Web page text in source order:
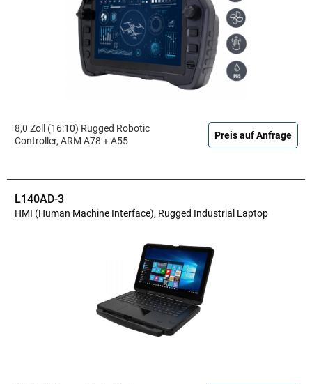
8,0 Zoll (16:10) Rugged Robotic
Controller, ARM A78 + A55
Preis auf Anfrage
L140AD-3
HMI (Human Machine Interface), Rugged Industrial Laptop